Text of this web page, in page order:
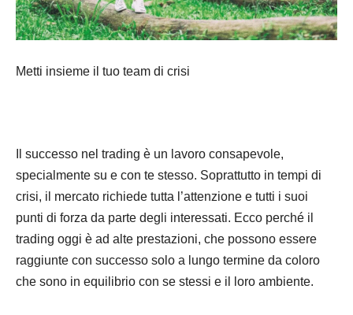
Metti insieme il tuo team di crisi
Il successo nel trading è un lavoro consapevole,
specialmente su e con te stesso. Soprattutto in tempi di
crisi, il mercato richiede tutta l’attenzione e tutti i suoi
punti di forza da parte degli interessati. Ecco perché il
trading oggi è ad alte prestazioni, che possono essere
raggiunte con successo solo a lungo termine da coloro
che sono in equilibrio con se stessi e il loro ambiente.